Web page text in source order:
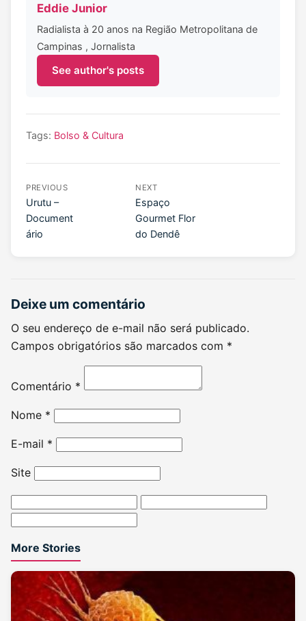
Eddie Junior
Radialista à 20 anos na Região Metropolitana de
Campinas , Jornalista
See author's posts
Tags: Bolso & Cultura
PREVIOUS
Urutu –
Document
ário
NEXT
Espaço
Gourmet Flor
do Dendê
Deixe um comentário
O seu endereço de e-mail não será publicado.
Campos obrigatórios são marcados com *
Comentário *
Nome *
E-mail *
Site
More Stories